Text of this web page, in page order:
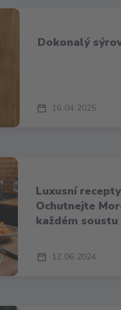
16 04 2025
Dokonalý
12 06 2024
Luxusní
Ochutnejte
každém soustu